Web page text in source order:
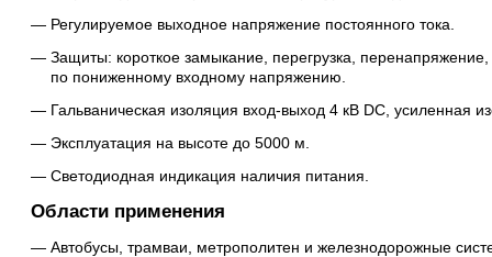
Регулируемое выходное напряжение постоянного тока.
Защиты: короткое замыкание, перегрузка,
по пониженному входному напряжению.
Гальваническая изоляция вход-выход 4 кВ DC, усиленная
Эксплуатация на высоте до 5000 м.
Светодиодная индикация наличия питания.
Области применения
Автобусы, трамваи, метрополитен и железнодорожные